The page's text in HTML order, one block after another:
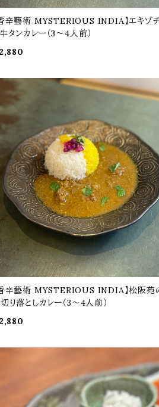
香辛藝術 MYSTERIOUS INDIA】エキゾ
タンカレー（3～4人前）
香辛藝術 MYSTERIOUS INDIA】松阪苑
り落としカレー（3～4人前）